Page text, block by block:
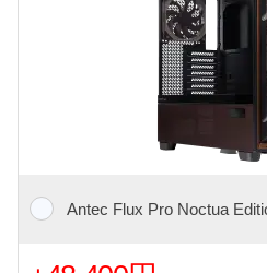
Antec Flux Pro Noctua